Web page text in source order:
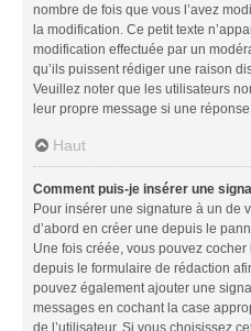
nombre de fois que vous l’avez
la modification. Ce petit texte
modification effectuée par un
qu’ils puissent rédiger une raison
Veuillez noter que les utilisateurs
leur propre message si une
Haut
Comment puis-je insérer une
Pour insérer une signature à un de
d’abord en créer une depuis le
Une fois créée, vous pouvez
depuis le formulaire de rédaction
pouvez également ajouter une
messages en cochant la case
de l’utilisateur. Si vous choisissez